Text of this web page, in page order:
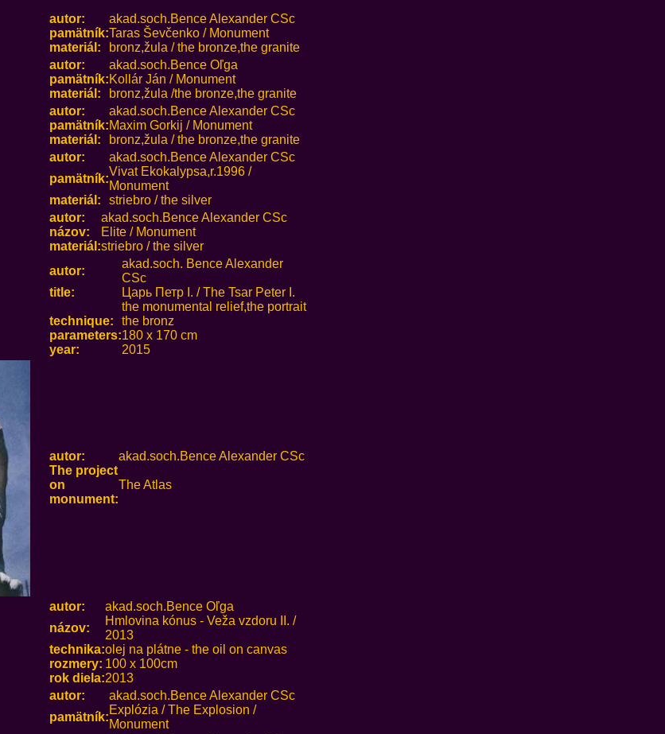
autor:
akad.soch.Bence Alexander CSc
pamätník:Taras Ševčenko / Monument
materiál:
bronz,žula / the bronze,the granite
autor:
akad.soch.Bence Oľga
pamätník:Kollár Ján / Monument
materiál:
bronz,žula /the bronze,the granite
autor:
akad.soch.Bence Alexander CSc
pamätník:Maxim Gorkij / Monument
materiál:
bronz,žula / the bronze,the granite
autor:
akad.soch.Bence Alexander CSc
pamätník:
Vivat Ekokalypsa,r.1996 /
Monument
materiál:
striebro / the silver
autor:
akad.soch.Bence Alexander CSc
názov:
Elite / Monument
materiál:striebro / the silver
autor:
akad.soch. Bence Alexander
CSc
title:
Царь Петр I. / The Tsar Peter I.
the monumental relief,the portrait
technique:
the bronz
parameters:180 x 170 cm
year:
2015
autor:
akad.soch.Bence Alexander CSc
The project
on
monument:
The Atlas
autor:
akad.soch.Bence Oľga
názov:
Hmlovina kónus - Veža vzdoru II. /
2013
technika:olej na plátne - the oil on canvas
rozmery: 100 x 100cm
rok diela:2013
autor:
akad.soch.Bence Alexander CSc
pamätník:
Explózia / The Explosion /
Monument